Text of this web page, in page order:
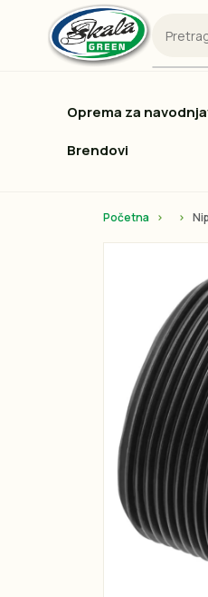
Oprema za
Brendovi
Početna